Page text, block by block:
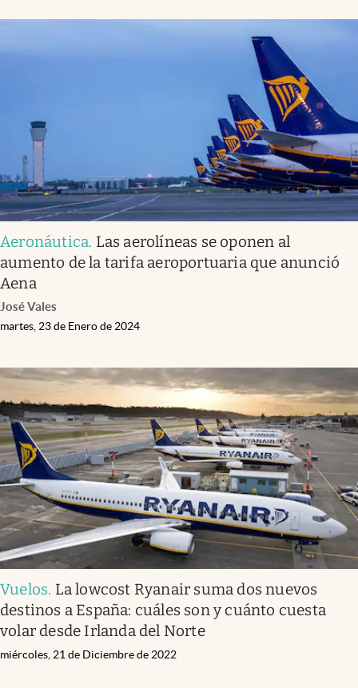
Aeronáutica. Las aerolíneas se oponen al
aumento de la tarifa aeroportuaria que anunció
Aena
José Vales
martes, 23 de Enero de 2024
Vuelos. La lowcost Ryanair suma dos nuevos
destinos a España: cuáles son y cuánto cuesta
volar desde Irlanda del Norte
miércoles, 21 de Diciembre de 2022